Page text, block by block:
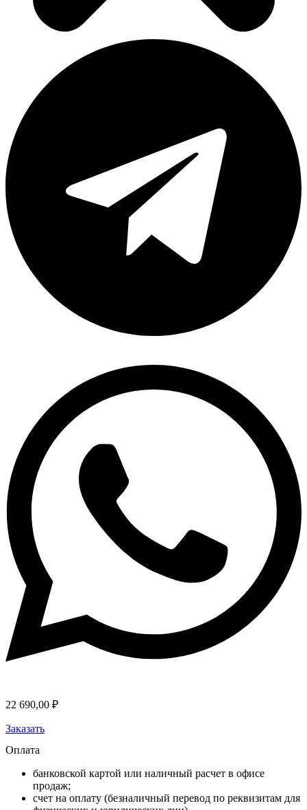
22 690,00 ₽
Заказать
Оплата
банковской картой или наличный расчет в офисе
продаж;
счет на оплату (безналичный перевод по реквизитам для